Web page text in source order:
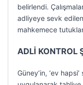
belirlendi.
adliyeye sevk edilen
mahkemece
ADLİ KONTROL
Güney’in, ‘ev